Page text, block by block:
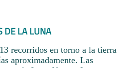
DE LA LUNA
recorridos en torno a la tierra
aproximadamente. Las